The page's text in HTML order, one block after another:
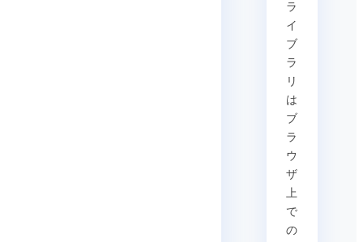
ラ
イ
ブ
ラ
リ
は
ブ
ラ
ウ
ザ
上
で
の